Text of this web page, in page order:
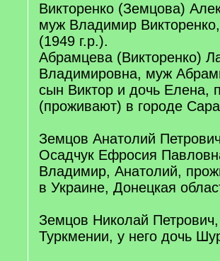
Викторенко (Земцова)
муж Владимир
(1949 г.р.).
Абрамцева (Викторенко)
Владимировна, муж
сын Виктор и дочь Елена,
(проживают) в городе
Земцов Анатолий
Осадчук Ефросия
Владимир, Анатолий,
в Украине, Донецкая
Земцов Николай
Туркмении, у него дочь